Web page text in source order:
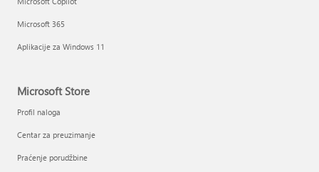
Microsoft 365
Aplikacije za Windows 11
Microsoft Store
Profil naloga
Centar za preuzimanje
Praćenje porudžbine